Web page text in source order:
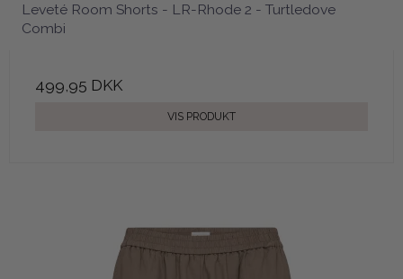
Leveté Room Shorts - LR-Rhode 2 - Turtledove
Combi
499,95 DKK
VIS PRODUKT